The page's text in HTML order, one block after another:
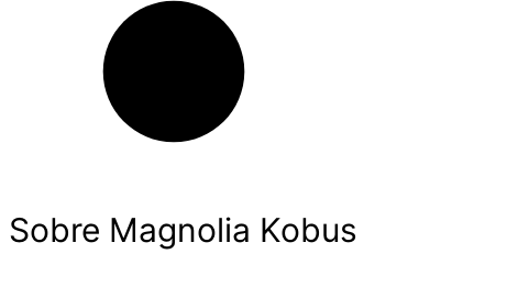
Sobre Magnolia Kobus